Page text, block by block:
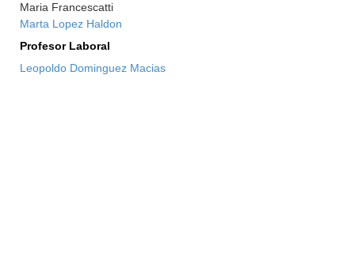
Maria Francescatti
Marta Lopez Haldon
Profesor Laboral
Leopoldo Dominguez Macias